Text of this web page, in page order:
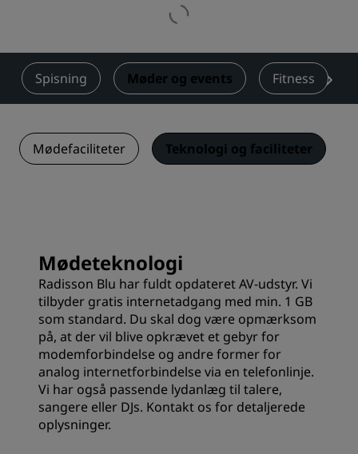
Spisning Møder og events Fitness
Mødefaciliteter Teknologi og faciliteter
Mødeteknologi
Radisson Blu har fuldt opdateret AV-udstyr. Vi
tilbyder gratis internetadgang med min. 1 GB
som standard. Du skal dog være opmærksom
på, at der vil blive opkrævet et gebyr for
modemforbindelse og andre former for
analog internetforbindelse via en telefonlinje.
Vi har også passende lydanlæg til talere,
sangere eller DJs. Kontakt os for detaljerede
oplysninger.